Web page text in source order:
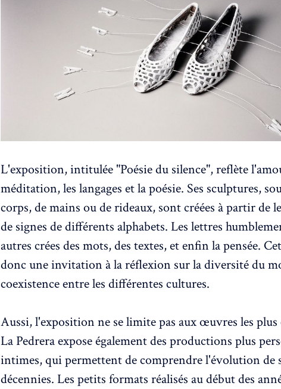
L'exposition, intitulée "Poésie du silence", reflète
méditation, les langages et la poésie. Ses sculptures,
corps, de mains ou de rideaux, sont créées à partir de
de signes de différents alphabets. Les lettres
autres crées des mots, des textes, et enfin la pensée.
donc une invitation à la réflexion sur la diversité du
coexistence entre les différentes cultures.
Aussi, l'exposition ne se limite pas aux œuvres les plus
La Pedrera expose également des productions plus
intimes, qui permettent de comprendre l'évolution de
décennies. Les petits formats réalisés au début des